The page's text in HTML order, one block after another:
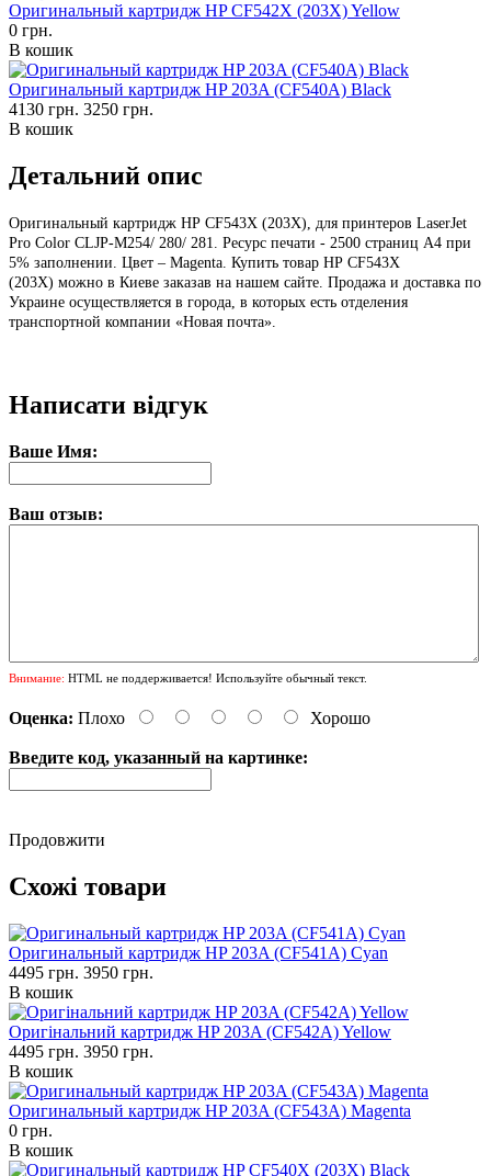
Оригинальный картридж HP CF542X (203X) Yellow
0 грн.
В кошик
Оригинальный картридж HP 203A (CF540A) Black
4130 грн. 3250 грн.
В кошик
Детальний опис
Оригинальный картридж HP CF543X (203X), для принтеров LaserJet
Pro Color CLJP-M254/ 280/ 281. Ресурс печати - 2500 страниц А4 при
5% заполнении. Цвет – Magenta. Купить товар HP CF543X
(203X) можно в Киеве заказав на нашем сайте. Продажа и доставка по
Украине осуществляется в города, в которых есть отделения
транспортной компании «Новая почта».
Написати відгук
Ваше Имя:
Ваш отзыв:
Внимание: HTML не поддерживается! Используйте обычный текст.
Оценка: Плохо Хорошо
Введите код, указанный на картинке:
Продовжити
Схожі товари
Оригинальный картридж HP 203A (CF541A) Cyan
4495 грн. 3950 грн.
В кошик
Оригінальний картридж HP 203A (CF542A) Yellow
4495 грн. 3950 грн.
В кошик
Оригинальный картридж HP 203A (CF543A) Magenta
0 грн.
В кошик